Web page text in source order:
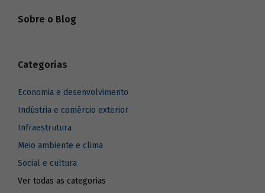
Sobre o Blog
Categorias
Economia e desenvolvimento
Indústria e comércio exterior
Infraestrutura
Meio ambiente e clima
Social e cultura
Ver todas as categorias